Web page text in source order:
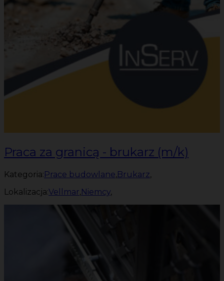
Praca za granicą - brukarz (m/k)
Kategoria:Prace budowlane,Brukarz,
Lokalizacja:Vellmar,Niemcy,